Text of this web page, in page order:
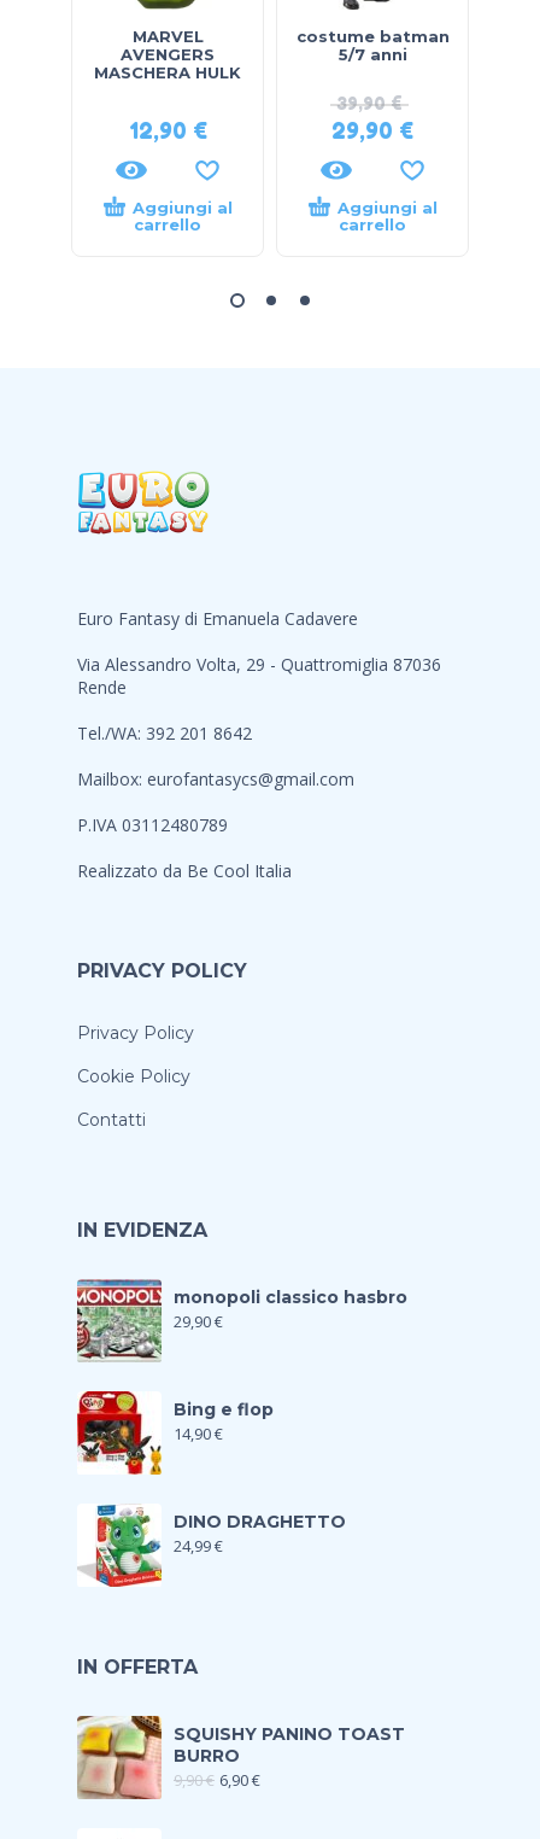
MARVEL
AVENGERS
MASCHERA HULK
12,90 €
Aggiungi al
carrello
costume batman
5/7 anni
39,90€
29,90 €
Aggiungi al
carrello
Euro Fantasy di Emanuela Cadavere
Via Alessandro Volta, 29 - Quattromiglia 87036
Rende
Tel./WA: 392 201 8642
Mailbox: eurofantasycs@gmail.com
P.IVA 03112480789
Realizzato da Be Cool Italia
PRIVACY POLICY
Privacy Policy
Cookie Policy
Contatti
IN EVIDENZA
monopoli classico hasbro
29,90€
Bing e flop
14,90€
DINO DRAGHETTO
24,99€
IN OFFERTA
SQUISHY PANINO TOAST
BURRO
9,90€ 6,90€